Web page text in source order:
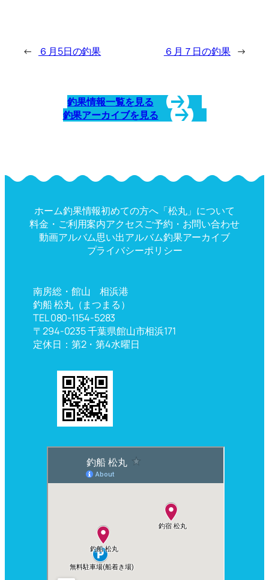
← ６月5日の釣果 ６月７日の釣果 →
釣果情報一覧を見る
釣果アーカイブを見る
ホーム釣果情報初めての方へ「松丸」について
料金・ご利用案内アクセスご予約・お問い合わせ
動画アルバム思い出アルバム釣果アーカイブ
プライバシーポリシー
南房総・館山 相浜港
釣船 松丸（まつまる）
TEL 080-1154-5283
〒294-0235 千葉県館山市相浜171
定休日：第2・第4水曜日